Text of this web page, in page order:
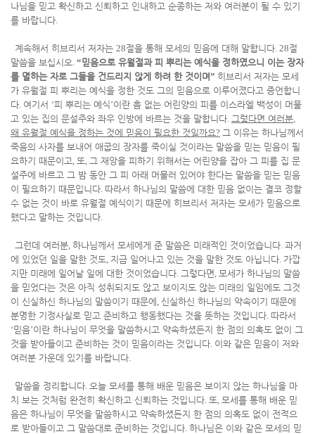
나님을 믿고 확신하고 신뢰하고 인내하고 순종하는 저와 여러분이 될 수 있기
를 바랍니다.
계속해서 히브리서 저자는 28절을 통해 모세의 믿음에 대해 말합니다. 28절
말씀을 보십시오. “믿음으로 유월절과 피 뿌리는 예식을 정하였으니 이는 장자
를 멸하는 자로 그들을 건드리지 않게 하려 한 것이며” 히브리서 저자는 모세
가 유월절 피 뿌리는 예식을 정한 것도 그의 믿음으로 이루어졌다고 증언합니
다. 여기서 ‘피 뿌리는 예식’이란 흠 없는 어린양의 피를 이스라엘 백성이 머물
고 있는 집의 문설주와 좌우 인방에 바르는 것을 말합니다. 그렇다면 여러분,
왜 유월절 예식을 정하는 것에 믿음이 필요한 것일까요? 그 이유는 하나님께서
죽음의 사자를 보내어 애굽의 장자를 죽이실 것이라는 말씀을 믿는 믿음이 필
요하기 때문이고, 또, 그 재앙을 피하기 위해서는 어린양을 잡아 그 피를 집 문
설주에 바르고 그 밤 동안 그 피 아래 머물러 있어야 한다는 말씀을 믿는 믿음
이 필요하기 때문입니다. 따라서 하나님의 말씀에 대한 믿음 없이는 결코 정할
수 없는 것이 바로 유월절 예식이기 때문에 히브리서 저자는 모세가 믿음으로
했다고 말하는 것입니다.
그런데 여러분, 하나님께서 모세에게 준 말씀은 미래적인 것이었습니다. 과거
에 있었던 일을 말한 것도, 지금 일어나고 있는 것을 말한 것도 아닙니다. 가깝
지만 미래에 일어날 일에 대한 것이었습니다. 그렇다면, 모세가 하나님의 말씀
을 믿었다는 것은 아직 성취되지도 않고 보이지도 않는 미래의 일임에도 그것
이 신실하신 하나님의 말씀이기 때문에 , 신실하신 하나님의 약속이기 때문에
분명한 기정사실로 믿고 준비하고 행동했다는 것을 뜻하는 것입니다. 따라서
‘믿음’이란 하나님이 무엇을 말씀하시고 약속하셨든지 한 점의 의혹도 없이 그
것을 받아들이고 준비하는 것이 믿음이라는 것입니다. 이와 같은 믿음이 저와
여러분 가운데 있기를 바랍니다.
말씀을 정리합니다. 오늘 모세를 통해 배운 믿음은 보이지 않는 하나님을 마
치 보는 것처럼 완전히 확신하고 신뢰하는 것입니다. 또, 모세를 통해 배운 믿
음은 하나님이 무엇을 말씀하시고 약속하셨든지 한 점의 의혹도 없이 전적으
로 받아들이고 그 말씀대로 준비하는 것입니다. 하나님은 이와 같은 모세의 믿